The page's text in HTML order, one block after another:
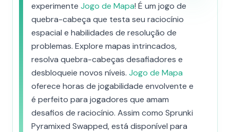
experimente Jogo de Mapa! É um jogo de
quebra-cabeça que testa seu raciocínio
espacial e habilidades de resolução de
problemas. Explore mapas intrincados,
resolva quebra-cabeças desafiadores e
desbloqueie novos níveis. Jogo de Mapa
oferece horas de jogabilidade envolvente e
é perfeito para jogadores que amam
desafios de raciocínio. Assim como Sprunki
Pyramixed Swapped, está disponível para